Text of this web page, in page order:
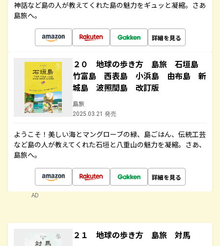
神話など島の人が教えてくれた島の魅力をギュッと凝縮。さあ
島旅へ。
詳細を見る
２０ 地球の歩き方 島旅 石垣島
竹富島 西表島 小浜島 由布島 新
城島 波照間島 改訂版
島旅
2025.03.21 発売
ようこそ！美しい海とマングローブの緑、島ごはん、伝統工芸
など島の人が教えてくれた石垣と八重山の魅力を凝縮。さあ、
島旅へ。
詳細を見る
AD
２１ 地球の歩き方 島旅 対馬